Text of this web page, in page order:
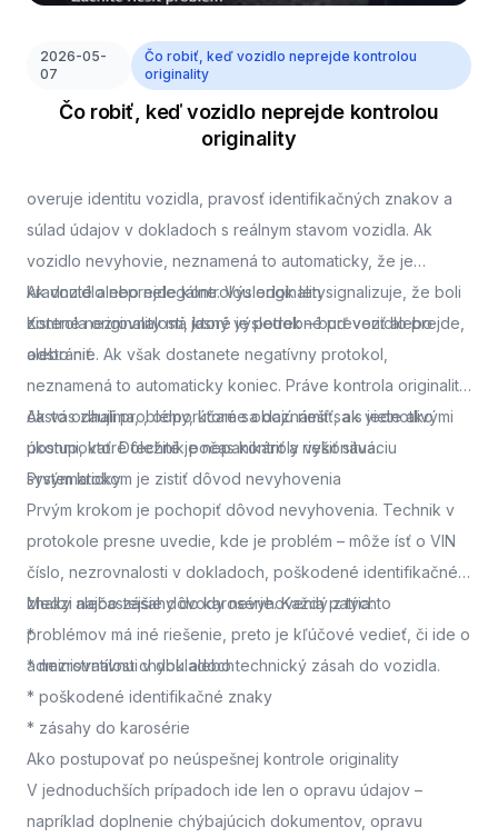
2026-05-
07
Čo robiť, keď vozidlo neprejde kontrolou
originality
Čo robiť, keď vozidlo neprejde kontrolou
originality
overuje identitu vozidla, pravosť identifikačných znakov a
súlad údajov v dokladoch s reálnym stavom vozidla. Ak
vozidlo nevyhovie, neznamená to automaticky, že je
kradnuté alebo nelegálne. Výsledok len signalizuje, že boli
zistené nezrovnalosti, ktoré je potrebné preveriť alebo
odstrániť.
Ak vozidlo neprejde kontrolou originality
Kontrola originality má jasný výsledok – buď vozidlo prejde,
alebo nie. Ak však dostanete negatívny protokol,
neznamená to automaticky koniec. Práve kontrola originality
často odhalí problémy, ktoré sa dajú riešiť, ak viete ako
postupovať. Dôležité je nepanikáriť a riešiť situáciu
systematicky.
Ak vás zaujíma,, odporúčame oboznámiť sa s jednotlivými
úkonmi, ktoré technik počas kontroly vykonáva.
Prvým krokom je zistiť dôvod nevyhovenia
Prvým krokom je pochopiť dôvod nevyhovenia. Technik v
protokole presne uvedie, kde je problém – môže ísť o VIN
číslo, nezrovnalosti v dokladoch, poškodené identifikačné
znaky alebo zásahy do karosérie. Každý z týchto
problémov má iné riešenie, preto je kľúčové vedieť, či ide o
administratívnu chybu alebo technický zásah do vozidla.
Medzi najčastejšie dôvody nevyhovenia patria:
*
* nezrovnalosti v dokladoch
* poškodené identifikačné znaky
* zásahy do karosérie
Ako postupovať po neúspešnej kontrole originality
V jednoduchších prípadoch ide len o opravu údajov –
napríklad doplnenie chýbajúcich dokumentov, opravu